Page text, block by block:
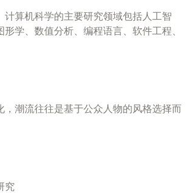
算机科学的主要研究领域包括人工智
学、数值分析、编程语言、软件工程、
潮流往往是基于公众人物的风格选择而
究